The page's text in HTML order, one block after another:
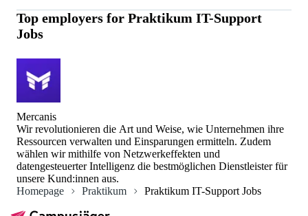
The average salary for Praktikum IT-Support Jobs is
2.100 €.
Top employers for Praktikum IT-Support
Jobs
Mercanis
Wir revolutionieren die Art und Weise, wie Unternehmen ihre
Ressourcen verwalten und Einsparungen ermitteln. Zudem
wählen wir mithilfe von Netzwerkeffekten und
datengesteuerter Intelligenz die bestmöglichen Dienstleister für
unsere Kund:innen aus.
Homepage
Praktikum Praktikum IT-Support Jobs